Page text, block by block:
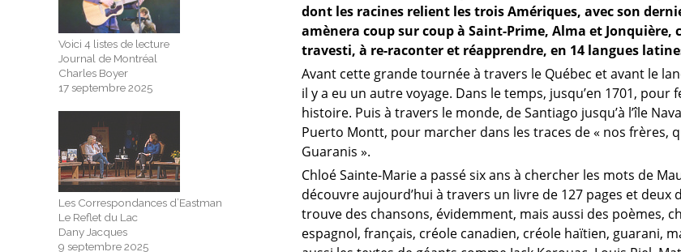
Voici 4 listes de lecture
Journal de Montréal
Charles Boyer
17 septembre 2025
Les Correspondances d’Eastman
Le Reflet du Lac
Dany Jacques
9 septembre 2025
dont les racines relient les trois Amériques, avec son
amènera coup sur coup à Saint-Prime, Alma et Jonquière,
travesti, à re-raconter et réapprendre, en 14 langues
Avant cette grande tournée à travers le Québec et avant le
il y a eu un autre voyage. Dans le temps, jusqu’en 1701,
histoire. Puis à travers le monde, de Santiago jusqu’à l’île
Puerto Montt, pour marcher dans les traces de « nos frères,
Guaranis ».
Chloé Sainte-Marie a passé six ans à chercher les mots de
découvre aujourd’hui à travers un livre de 127 pages et deux
trouve des chansons, évidemment, mais aussi des poèmes,
espagnol, français, créole canadien, créole haïtien, guarani,